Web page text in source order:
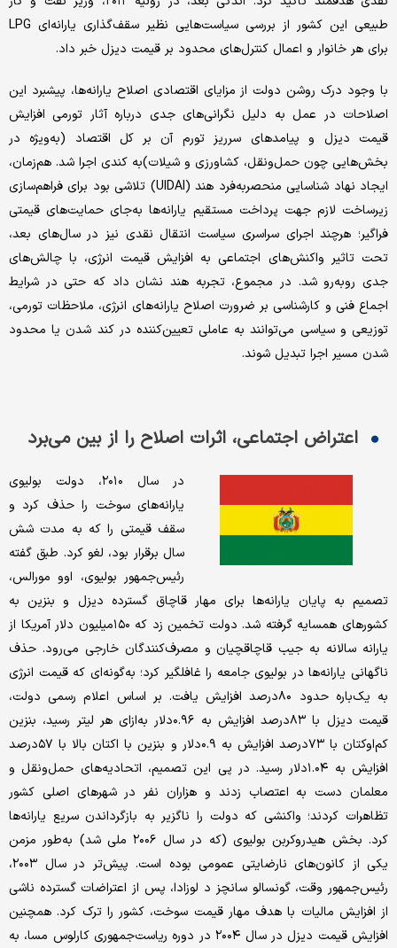
طبیعی این کشور از بررسی سیاست‌هایی نظیر سقف‌گذاری یارانه‌ای LPG
برای هر خانوار و اعمال کنترل‌های محدود بر قیمت دیزل خبر داد.
با وجود درک روشن دولت از مزایای اقتصادی اصلاح یارانه‌ها، پیشبرد این
اصلاحات در عمل به دلیل نگرانی‌های جدی درباره آثار تورمی افزایش
قیمت دیزل و پیامدهای سرریز تورم آن بر کل اقتصاد (به‌ویژه در
بخش‌هایی چون حمل‌ونقل، کشاورزی و شیلات)‌به کندی اجرا شد. هم‌زمان،
ایجاد نهاد شناسایی منحصربه‌فرد هند (UIDAI) تلاشی بود برای فراهم‌سازی
زیرساخت لازم جهت پرداخت مستقیم یارانه‌ها به‌جای حمایت‌های قیمتی
فراگیر؛ هرچند اجرای سراسری سیاست انتقال نقدی نیز در سال‌های بعد،
تحت تاثیر واکنش‌های اجتماعی به افزایش قیمت انرژی، با چالش‌های
جدی روبه‌رو شد. در مجموع، تجربه هند نشان داد که حتی در شرایط
اجماع فنی و کارشناسی بر ضرورت اصلاح یارانه‌های انرژی، ملاحظات تورمی،
توزیعی و سیاسی می‌توانند به عاملی تعیین‌کننده در کند شدن یا محدود
شدن مسیر اجرا تبدیل شوند.
اعتراض اجتماعی، اثرات اصلاح را از بین می‌برد
در سال ۲۰۱۰، دولت بولیوی
یارانه‌های سوخت را حذف کرد و
سقف قیمتی‌ را که به مدت شش
سال برقرار بود، لغو کرد. طبق گفته
رئیس‌جمهور بولیوی، اوو مورالس،
تصمیم به پایان یارانه‌ها برای مهار قاچاق گسترده دیزل و بنزین به
کشورهای همسایه گرفته شد. دولت تخمین زد که ۱۵۰‌میلیون دلار آمریکا از
یارانه سالانه به جیب قاچاقچیان و مصرف‌کنندگان خارجی می‌رود. حذف
ناگهانی یارانه‌ها در بولیوی جامعه را غافلگیر کرد؛ به‌گونه‌ای که قیمت انرژی
به یک‌باره حدود ۸۰‌درصد افزایش یافت. بر اساس اعلام رسمی دولت،
قیمت دیزل با ۸۳‌درصد افزایش به ۰.۹۶دلار به‌ازای هر لیتر رسید، بنزین
کم‌اوکتان با ۷۳‌درصد افزایش به ۰.۹دلار و بنزین با اکتان بالا با ۵۷‌درصد
افزایش به ۱.۰۴دلار رسید. در پی این تصمیم، اتحادیه‌های حمل‌ونقل و
معلمان دست به اعتصاب زدند و هزاران نفر در شهرهای اصلی کشور
تظاهرات کردند؛ واکنشی که دولت را ناگزیر به بازگرداندن سریع یارانه‌ها
کرد. بخش هیدروکربن بولیوی (که در سال ۲۰۰۶ ملی شد) به‌طور مزمن
یکی از کانون‌های نارضایتی عمومی بوده است. پیش‌تر در سال ۲۰۰۳،
رئیس‌جمهور وقت، گونسالو سانچز د لوزادا، پس از اعتراضات گسترده ناشی
از افزایش مالیات با هدف مهار قیمت سوخت، کشور را ترک کرد. همچنین
افزایش قیمت دیزل در سال ۲۰۰۴ در دوره ریاست‌جمهوری کارلوس مسا، به